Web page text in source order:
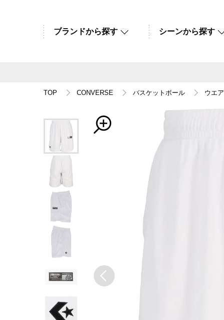
ブランドから探す シーンから探す
TOP CONVERSE バスケットボール ウエア